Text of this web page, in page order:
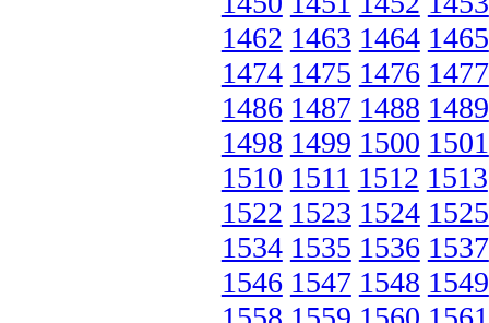
1462 1463 1464 1465
1474 1475 1476 1477
1486 1487 1488 1489
1498 1499 1500 1501
1510 1511 1512 1513
1522 1523 1524 1525
1534 1535 1536 1537
1546 1547 1548 1549